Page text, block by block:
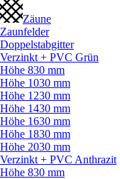
Zäune
Zaunfelder
Doppelstabgitter
Verzinkt + PVC Grün
Höhe 830 mm
Höhe 1030 mm
Höhe 1230 mm
Höhe 1430 mm
Höhe 1630 mm
Höhe 1830 mm
Höhe 2030 mm
Verzinkt + PVC Anthrazit
Höhe 830 mm